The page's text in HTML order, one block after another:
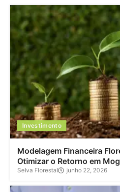
Investimento
Modelagem Financeira
Otimizar o Retorno em
Selva Florestal junho 22, 2026